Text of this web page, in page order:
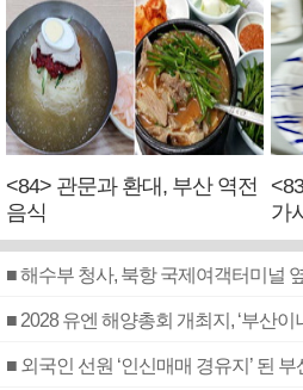
<84> 관문과 환대, 부산 역전
음식
가
■ 해수부 청사, 북항 국제여객터미널
■ 2028 유엔 해양총회 개최지, ‘부산이
■ 외국인 선원 ‘인신매매 경유지’ 된